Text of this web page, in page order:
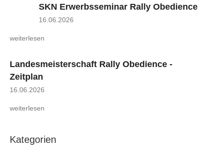
SKN Erwerbsseminar Rally Obedience
16.06.2026
weiterlesen
Landesmeisterschaft Rally Obedience -
Zeitplan
16.06.2026
weiterlesen
Kategorien